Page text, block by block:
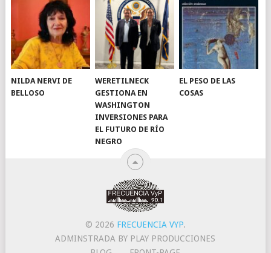
NILDA NERVI DE
BELLOSO
WERETILNECK
GESTIONA EN
WASHINGTON
INVERSIONES PARA
EL FUTURO DE RÍO
NEGRO
EL PESO DE LAS
COSAS
© 2026 FRECUENCIA VYP.
ADMINSTRADA BY PLAY PRODUCCIONES